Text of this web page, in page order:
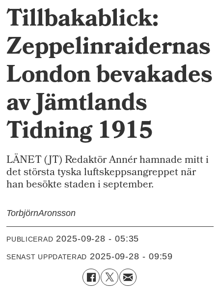
Tillbakablick:
Zeppelinraidernas
London bevakades
av Jämtlands
Tidning 1915
LÄNET (JT) Redaktör Annér hamnade mitt i
det största tyska luftskeppsangreppet när
han besökte staden i september.
TorbjörnAronsson
PUBLICERAD 2025-09-28 - 05:35
SENAST UPPDATERAD 2025-09-28 - 09:59